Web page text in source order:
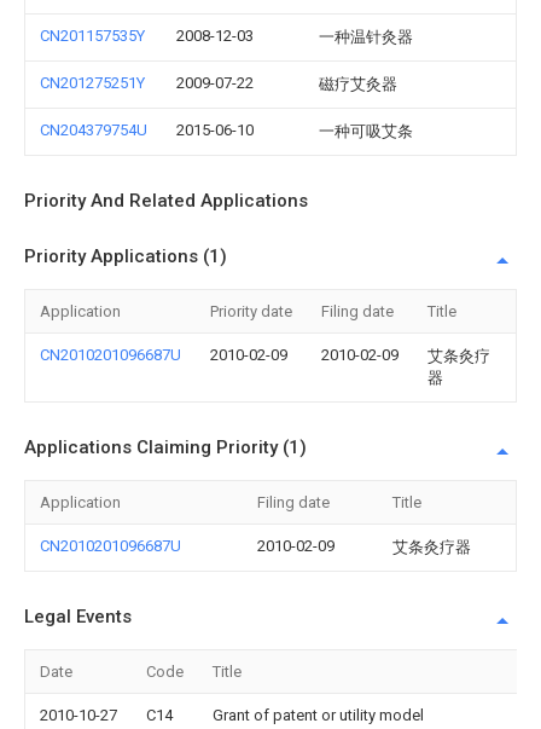
CN201157535Y 2008-12-03 一种温针灸器
CN201275251Y 2009-07-22 磁疗艾灸器
CN204379754U 2015-06-10 一种可吸艾条
Priority And Related Applications
Priority Applications (1)
Application Priority date Filing date Title
CN2010201096687U 2010-02-09 2010-02-09
艾条灸疗
器
Applications Claiming Priority (1)
Application Filing date Title
CN2010201096687U 2010-02-09 艾条灸疗器
Legal Events
Date Code Title
2010-10-27 C14 Grant of patent or utility model